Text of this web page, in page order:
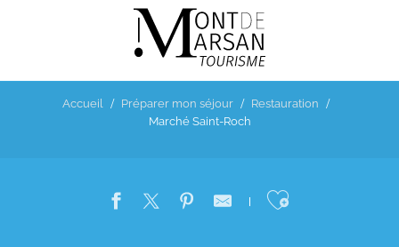
Accueil Préparer mon séjour
Restauration
Marché Saint-Roch
Ajouter